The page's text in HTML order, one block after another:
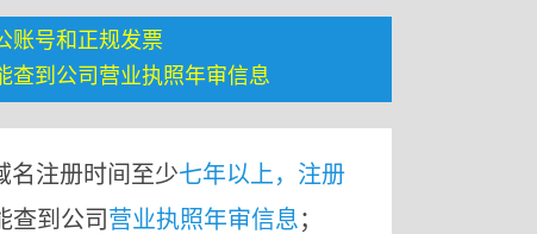
账号和正规发票
查到公司营业执照年审信息
名注册时间至少七年以上，注册
查到公司 营业执照年审信息；